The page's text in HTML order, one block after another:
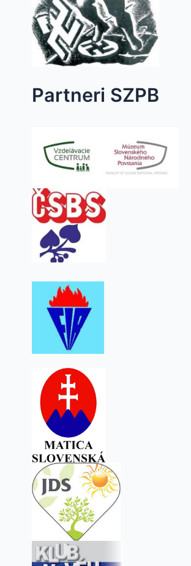
Partneri SZPB